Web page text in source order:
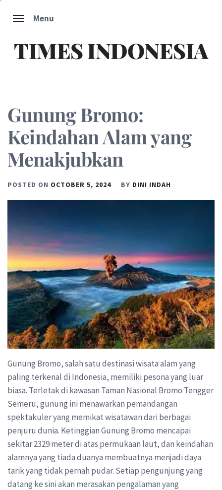
Menu
TIMES INDONESIA
Gunung Bromo:
Keindahan Alam yang
Menakjubkan
POSTED ON OCTOBER 5, 2024 BY DINI INDAH
Gunung Bromo, salah satu destinasi wisata alam yang
paling terkenal di Indonesia, memiliki pesona yang luar
biasa. Terletak di kawasan Taman Nasional Bromo Tengger
Semeru, gunung ini menawarkan pemandangan
spektakuler yang memikat wisatawan dari berbagai
penjuru dunia. Ketinggian Gunung Bromo mencapai
sekitar 2329 meter di atas permukaan laut, dan keindahan
alamnya yang tiada duanya membuatnya menjadi daya
tarik yang tidak pernah pudar. Setiap pengunjung yang
datang ke sini akan merasakan pengalaman yang